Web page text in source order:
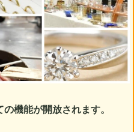
機能が開放されます。